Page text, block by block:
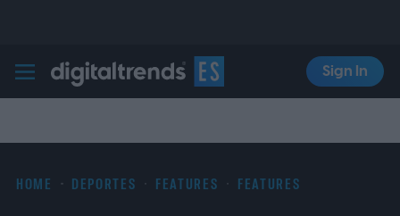
Digital Trends Español
Sign In
HOME DEPORTES FEATURES FEATURES